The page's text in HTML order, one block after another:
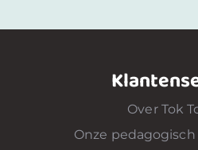
Over Tok
Onze